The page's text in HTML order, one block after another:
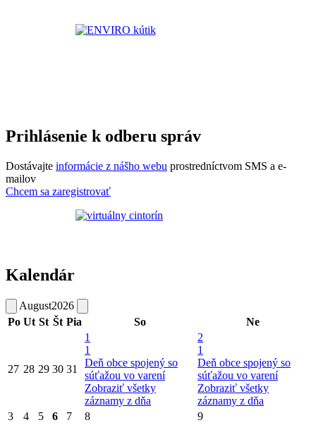
Prihlásenie k odberu správ
Dostávajte informácie z nášho webu prostredníctvom SMS a e-
mailov
Chcem sa zaregistrovať
Kalendár
August2026
Po Ut St Št Pia So Ne
27 28 29 30 31
1
1
Deň obce spojený so
súťažou vo varení
Zobraziť všetky
záznamy z dňa
2
1
Deň obce spojený so
súťažou vo varení
Zobraziť všetky
záznamy z dňa
3
4 5 6 7 8
9